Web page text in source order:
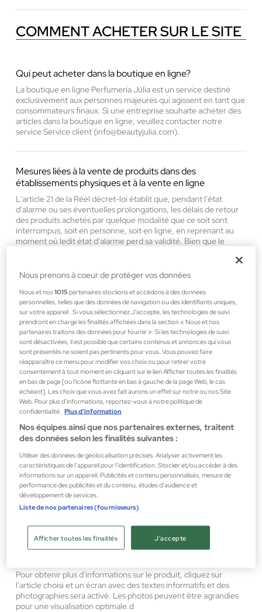
COMMENT ACHETER SUR LE SITE
Qui peut acheter dans la boutique en ligne?
La boutique en ligne Perfumería Júlia est un service destiné
exclusivement aux personnes majeures qui agissent en tant que
consommateurs finaux. Si une entreprise souhaite acheter des
articles dans la boutique en ligne, veuillez contacter notre
service Service client (info@beautyjulia.com).
Mesures liées à la vente de produits dans des
établissements physiques et à la vente en ligne
L'article 21 de la Réel décret-loi établit que, pendant l'état
d'alarme ou ses éventuelles prolongations, les délais de retour
des produits achetés par quelque modalité que ce soit sont
interrompus, soit en personne, soit en ligne, en reprenant au
moment où ledit état d'alarme perd sa validité. Bien que le
mesure dans le droit légal de rétractation des consommateurs
en ce qui concerne les produits achetés, dont la durée est
actuellement prévue de quatorze jours calendaires de quartoze
jour qui précède l’achat ce qui précède, il n'est pas exclu que
des conflits d'interprétation puissent survenir dans le cas d'une
extension conventionnelle du terme indiqué (une pratique
assez fréquente aussi bien dans les ventes en face-à-face que
en ligne) et même à des fins de calcul des délais dans le cas de
retours issus du régime de garantie légale lors de l'achat de
produits défectueux ou dans le cas de garanties commerciales
engagées par le vendeur.
Comment puis-je rechercher des produits?
La recherche de produits dans la boutique en ligne est un
processus très simple. Ils peuvent être recherchés par familles
et sous-familles, par type de produit ou par marques. En
utilisant également notre moteur de recherche complet. De
plus, lors du choix d'un produit spécifique, le système proposera
une série d'articles d'intérêt connexes. Si vous ne trouvez pas
un produit / une marque spécifique, veuillez nous contacter afin
que nous puissions répondre à votre demande.
Comment puis-je obtenir plus d'informations sur le
Pour obtenir plus d'informations sur le produit, cliquez sur
l'article choisi et un écran avec des textes informatifs et des
photographies sera activé. Les photos peuvent être agrandies
pour une visualisation optimale.d
Nous prenons à coeur de protéger vos données
Nous et nos1015 partenaires stockons et accédons à des données
personnelles, telles que des données de navigation ou des identifiants uniques,
sur votre appareil . Si vous sélectionnez J'accepte, les technologies de suivi
prendront en charge les finalités affichées dans la section « Nous et nos
partenaires traitons des données pour fournir ». Si les technologies de suivi
sont désactivées, il est possible que certains contenus et annonces qui vous
sont présentés ne soient pas pertinents pour vous. Vous pouvez faire
réapparaître ce menu pour modifier vos choix ou pour retirer votre
consentement à tout moment en cliquant sur le lien Afficher toutes les finalités
en bas de page [ou l'icône flottante en bas à gauche de la page Web, le cas
échéant]. Les choix que vous avez fait aurons un effet sur notre ou nos Site
Web. Pour plus d’informations, reportez-vous à notre politique de
confidentialité. Plus d'information
Nos équipes ainsi que nos partenaires externes, traitent
des données selon les finalités suivantes :
Utiliser des données de géolocalisation précises. Analyser activement les
caractéristiques de l’appareil pour l’identification. Stocker et/ou accéder à des
informations sur un appareil. Publicités et contenu personnalisés, mesure de
performance des publicités et du contenu, études d’audience et
développement de services.
Liste de nos partenaires (fournisseurs)
J'accepte
Afficher toutes les finalités